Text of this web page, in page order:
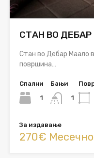
СТАН ВО
Стан во Дебар Маало
површина…
Спални
1
Бањи
1
За издавање
270€ Месечно